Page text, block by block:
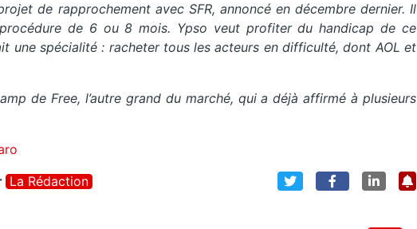
de rapprochement avec SFR, annoncé en décembre dernier. Il
de 6 ou 8 mois. Ypso veut profiter du handicap de ce
une spécialité : racheter tous les acteurs en difficulté, dont AOL et
de Free, l’autre grand du marché, qui a déjà affirmé à plusieurs
La Rédaction